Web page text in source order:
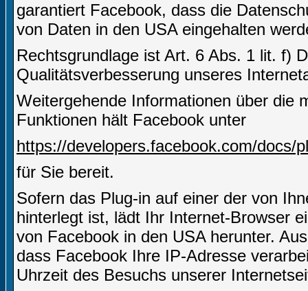
garantiert Facebook, dass die
von Daten in den USA eingehalten
Rechtsgrundlage ist Art. 6 Abs. 1 lit. f)
Qualitätsverbesserung unseres
Weitergehende Informationen über die
Funktionen hält Facebook unter
https://developers.facebook.com/docs/
für Sie bereit.
Sofern das Plug-in auf einer der von
hinterlegt ist, lädt Ihr Internet-Browser
von Facebook in den USA herunter.
dass Facebook Ihre IP-Adresse
Uhrzeit des Besuchs unserer